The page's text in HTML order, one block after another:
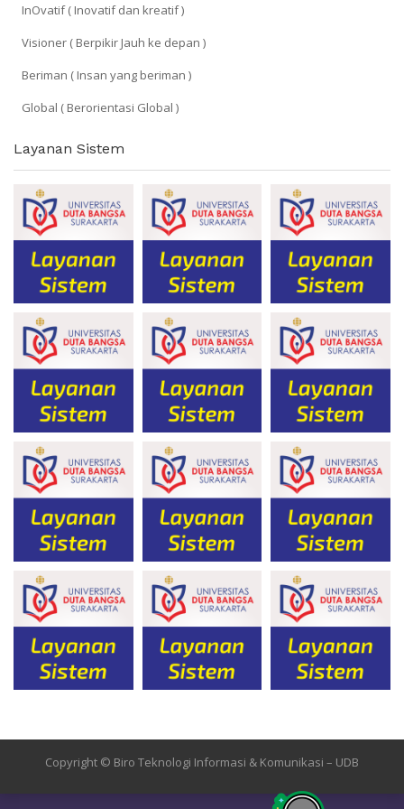
InOvatif ( Inovatif dan kreatif )
Visioner ( Berpikir Jauh ke depan )
Beriman ( Insan yang beriman )
Global ( Berorientasi Global )
Layanan Sistem
Copyright © Biro Teknologi Informasi & Komunikasi – UDB